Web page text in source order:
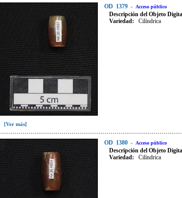
OD 1379 - Acceso público
Descripción del Objeto
Variedad: Cilíndrica
[Ver más]
OD 1380 - Acceso público
Descripción del Objeto
Variedad: Cilíndrica